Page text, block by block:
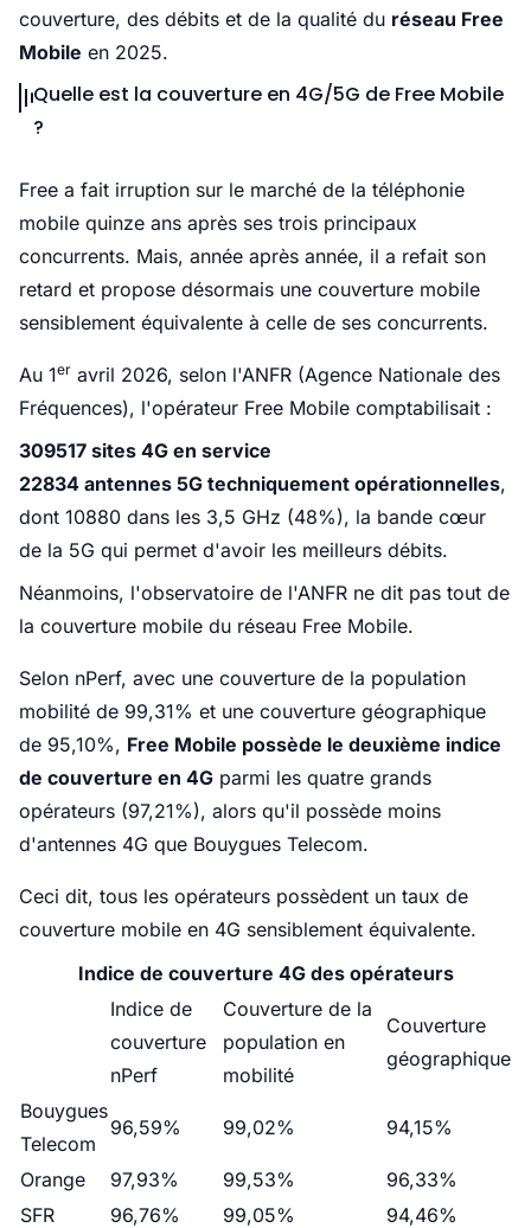
couverture, des débits et de la qualité du réseau Free
Mobile en 2025.
Quelle est la couverture en 4G/5G de Free Mobile
?
Free a fait irruption sur le marché de la téléphonie
mobile quinze ans après ses trois principaux
concurrents. Mais, année après année, il a refait son
retard et propose désormais une couverture mobile
sensiblement équivalente à celle de ses concurrents.
Au 1er avril 2026, selon l'ANFR (Agence Nationale des
Fréquences), l'opérateur Free Mobile comptabilisait :
309517 sites 4G en service
22834 antennes 5G techniquement opérationnelles,
dont 10880 dans les 3,5 GHz (48%), la bande cœur
de la 5G qui permet d'avoir les meilleurs débits.
Néanmoins, l'observatoire de l'ANFR ne dit pas tout de
la couverture mobile du réseau Free Mobile.
Selon nPerf, avec une couverture de la population
mobilité de 99,31% et une couverture géographique
de 95,10%, Free Mobile possède le deuxième indice
de couverture en 4G parmi les quatre grands
opérateurs (97,21%), alors qu'il possède moins
d'antennes 4G que Bouygues Telecom.
Ceci dit, tous les opérateurs possèdent un taux de
couverture mobile en 4G sensiblement équivalente.
Indice de couverture 4G des opérateurs
Indice de
couverture
nPerf
Couverture de la
population en
mobilité
Couverture
géographique
Bouygues
Telecom
96,59% 99,02% 94,15%
Orange 97,93% 99,53%
96,33%
SFR
96,76% 99,05%
94,46%